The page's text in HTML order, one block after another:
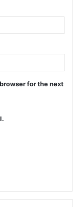
for the next